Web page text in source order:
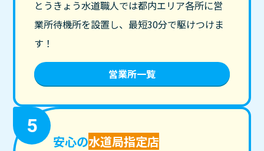
とうきょう水道職人では都内エリア各所に営
業所待機所を設置し、最短30分で駆けつけま
す！
営業所一覧
5
安心の水道局指定店